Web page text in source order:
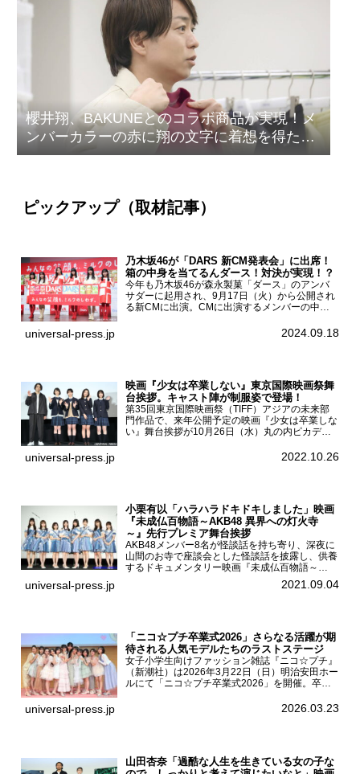
櫻井翔、BAKUNEとのコラボ商品が実現！メ
ンバーカラーの赤に翔の文字に着想を得たデ
ザイン
ピックアップ（取材記事）
乃木坂46が「DARS 新CM発表会」に出席！
箱の中身を当てるんダース！対決が実現！？
今年も乃木坂46が森永製菓「ダース」のアンバ
サダーに起用され、9月17日（火）から公開され
る新CMに出演。CMに出演するメンバーの中か
一ノ瀬美空、菅原咲月が都内にて開催された
universal-press.jp 2024.09.18
映画『少女は卒業しない』東京国際映画祭舞
台挨拶。キャスト陣が制服姿で登場！
第35回東京国際映画祭（TIFF）アジアの未来部
門作品で、来年公開予定の映画『少女は卒業しな
い』舞台挨拶が10月26日（水）丸の内ピカデリ
宮山莉渚、中井友望、監督の中川駿が登壇。映画
universal-press.jp 2022.10.26
小栗有以「ハラハラドキドキしました」映画
『未成仏百物語～AKB48 異界への灯火寺
～』先行プレミア舞台挨拶
AKB48メンバー8名が怪談話を持ち寄り、深夜に
山間のお寺で座談会とした怪談話を披露し、供養
するドキュメンタリー映画『未成仏百物語～
AKB48異界への灯火寺～』の先行プレミア舞台
挨拶が東京・ユナイテッド・シネマ豊洲で開催さ
universal-press.jp 2021.09.04
「ニコ☆プチ卒業式2026」さらなる活躍が期
待される人気モデルたちのラストステージ
女子小学生向けファッション雑誌『ニコ☆プチ』
（新潮社）は2026年3月22日（日）明治安田ホー
ルにて「ニコ☆プチ卒業式2026」を開催。卒業
ん、末永ひなた、高梨琴乃、土井ありさ、藤田蒼
universal-press.jp 2026.03.23
山田杏奈「過酷な人生を生きている女の子な